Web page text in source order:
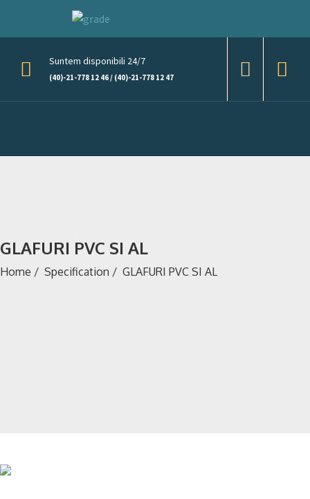
Suntem disponibili 24/7
(40)-21-778 12 46 / (40)-21-778 12 47
GLAFURI PVC SI AL
Home / Specification / GLAFURI PVC SI AL